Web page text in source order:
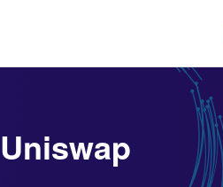
Uniswap